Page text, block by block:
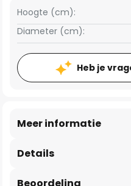
Hoogte (cm):
Diameter (cm):
Heb je
Details
Meer informatie